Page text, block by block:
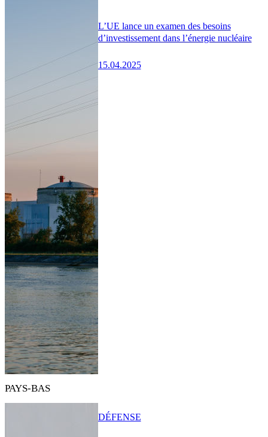
L’UE lance un examen des besoins
d’investissement dans l’énergie nucléaire
15.04.2025
PAYS-BAS
DÉFENSE